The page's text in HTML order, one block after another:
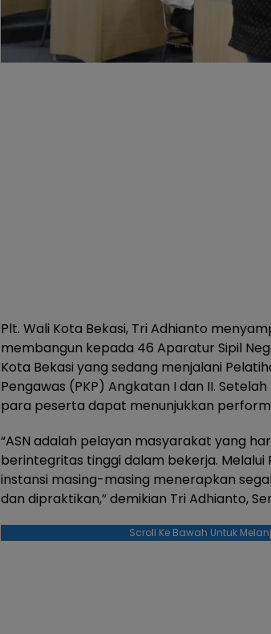
Plt. Wali Kota Bekasi, Tri Adhianto
membangun kepada 46 Aparatur Sipil
Kota Bekasi yang sedang menjalani
Pengawas (PKP) Angkatan I dan II.
para peserta dapat menunjukkan
“ASN adalah pelayan masyarakat yang
berintegritas tinggi dalam bekerja. Melalui
instansi masing-masing menerapkan
dan dipraktikan,” demikian Tri Adhianto,
Scroll Ke Bawah Untuk